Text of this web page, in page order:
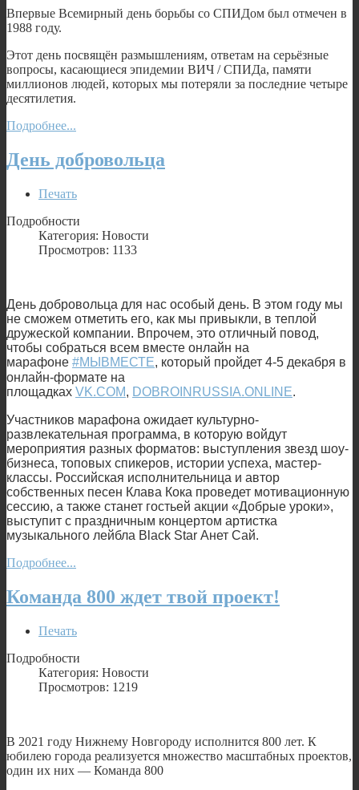
Впервые Всемирный день борьбы со СПИДом был отмечен в
1988 году.
Этот день посвящён размышлениям, ответам на серьёзные
вопросы, касающиеся эпидемии ВИЧ / СПИДа, памяти
миллионов людей, которых мы потеряли за последние четыре
десятилетия.
Подробнее...
День добровольца
Печать
Подробности
Категория: Новости
Просмотров: 1133
День добровольца для нас особый день. В этом году мы
не сможем отметить его, как мы привыкли, в теплой
дружеской компании. Впрочем, это отличный повод,
чтобы собраться всем вместе онлайн на
марафоне #МЫВМЕСТЕ, который пройдет 4-5 декабря в
онлайн-формате на
площадках VK.COM, DOBROINRUSSIA.ONLINE.
Участников марафона ожидает культурно-
развлекательная программа, в которую войдут
мероприятия разных форматов: выступления звезд шоу-
бизнеса, топовых спикеров, истории успеха, мастер-
классы. Российская исполнительница и автор
собственных песен Клава Кока проведет мотивационную
сессию, а также станет гостьей акции «Добрые уроки»,
выступит с праздничным концертом артистка
музыкального лейбла Black Star Анет Сай.
Подробнее...
Команда 800 ждет твой проект!
Печать
Подробности
Категория: Новости
Просмотров: 1219
В 2021 году Нижнему Новгороду исполнится 800 лет. К
юбилею города реализуется множество масштабных проектов,
один их них — Команда 800